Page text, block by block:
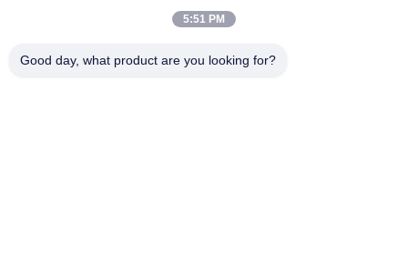
5:51 PM
Good day, what product are you looking for?